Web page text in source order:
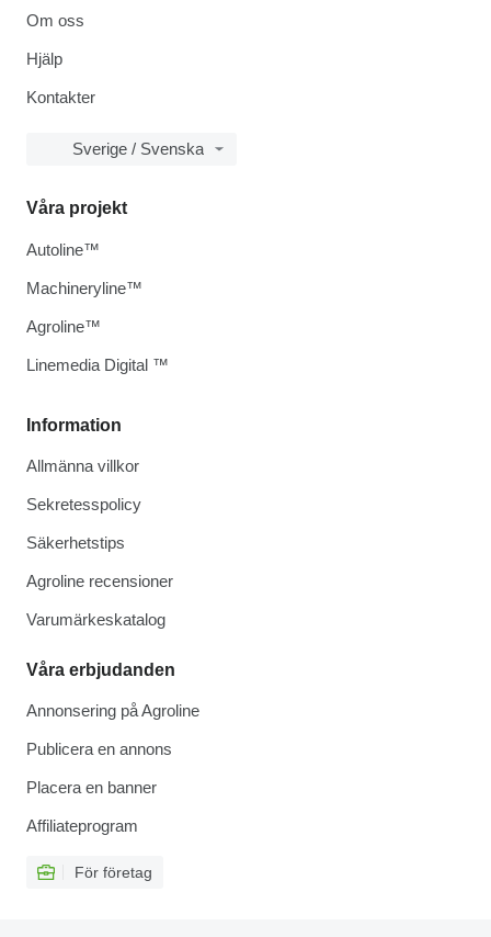
Om oss
Hjälp
Kontakter
Sverige / Svenska
Information
Allmänna villkor
Sekretesspolicy
Säkerhetstips
Agroline recensioner
Varumärkeskatalog
Våra erbjudanden
Annonsering på Agroline
Publicera en annons
Placera en banner
Affiliateprogram
För företag
Våra projekt
Autoline™
Machineryline™
Agroline™
Linemedia Digital ™